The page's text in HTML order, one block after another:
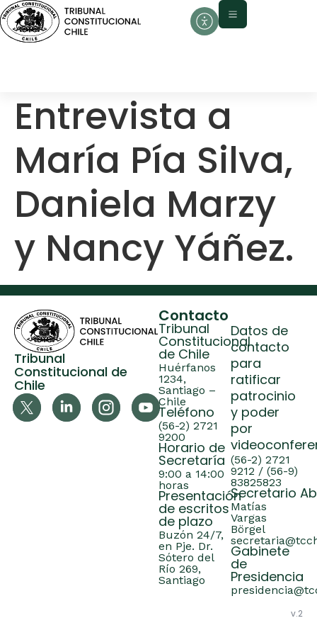
contenido
Entrevista a
María Pía Silva,
Daniela Marzy
y Nancy Yáñez.
Tribunal
Constitucional de
Chile
Contacto
Tribunal
Constitucional
de Chile
Huérfanos
1234,
Santiago –
Chile
Teléfono
(56-2) 2721
9200
Horario de
Secretaría
9:00 a 14:00
horas
Presentación
de escritos
de plazo
Buzón 24/7,
en Pje. Dr.
Sótero del
Río 269,
Santiago
Datos de
contacto
para
ratificar
patrocinio
y poder
por
(56-2) 2721
9212 / (56-9)
83825823
Secretario
Matías
Vargas
Börgel
Gabinete
de
Presidencia
v.2